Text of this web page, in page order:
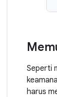
Seperti
harus